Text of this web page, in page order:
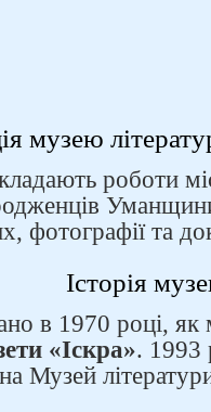
музею
роботи
фотографії та
Історія
в 1970 році, як
«Іскра». 1993
Музей